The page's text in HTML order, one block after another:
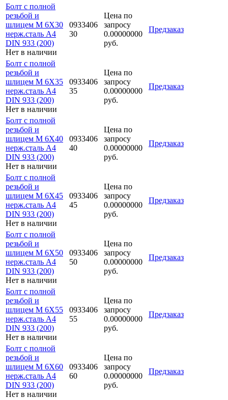
Болт с полной
резьбой и
шлицем M 6Х30
нерж.сталь A4
DIN 933 (200)
Нет в наличии
0933406
30
Цена по
запросу
0.00000000
руб.
Предзаказ
Болт с полной
резьбой и
шлицем M 6Х35
нерж.сталь A4
DIN 933 (200)
Нет в наличии
0933406
35
Цена по
запросу
0.00000000
руб.
Предзаказ
Болт с полной
резьбой и
шлицем M 6Х40
нерж.сталь A4
DIN 933 (200)
Нет в наличии
0933406
40
Цена по
запросу
0.00000000
руб.
Предзаказ
Болт с полной
резьбой и
шлицем M 6Х45
нерж.сталь A4
DIN 933 (200)
Нет в наличии
0933406
45
Цена по
запросу
0.00000000
руб.
Предзаказ
Болт с полной
резьбой и
шлицем M 6Х50
нерж.сталь A4
DIN 933 (200)
Нет в наличии
0933406
50
Цена по
запросу
0.00000000
руб.
Предзаказ
Болт с полной
резьбой и
шлицем M 6Х55
нерж.сталь A4
DIN 933 (200)
Нет в наличии
0933406
55
Цена по
запросу
0.00000000
руб.
Предзаказ
Болт с полной
резьбой и
шлицем M 6Х60
нерж.сталь A4
DIN 933 (200)
Нет в наличии
0933406
60
Цена по
запросу
0.00000000
руб.
Предзаказ